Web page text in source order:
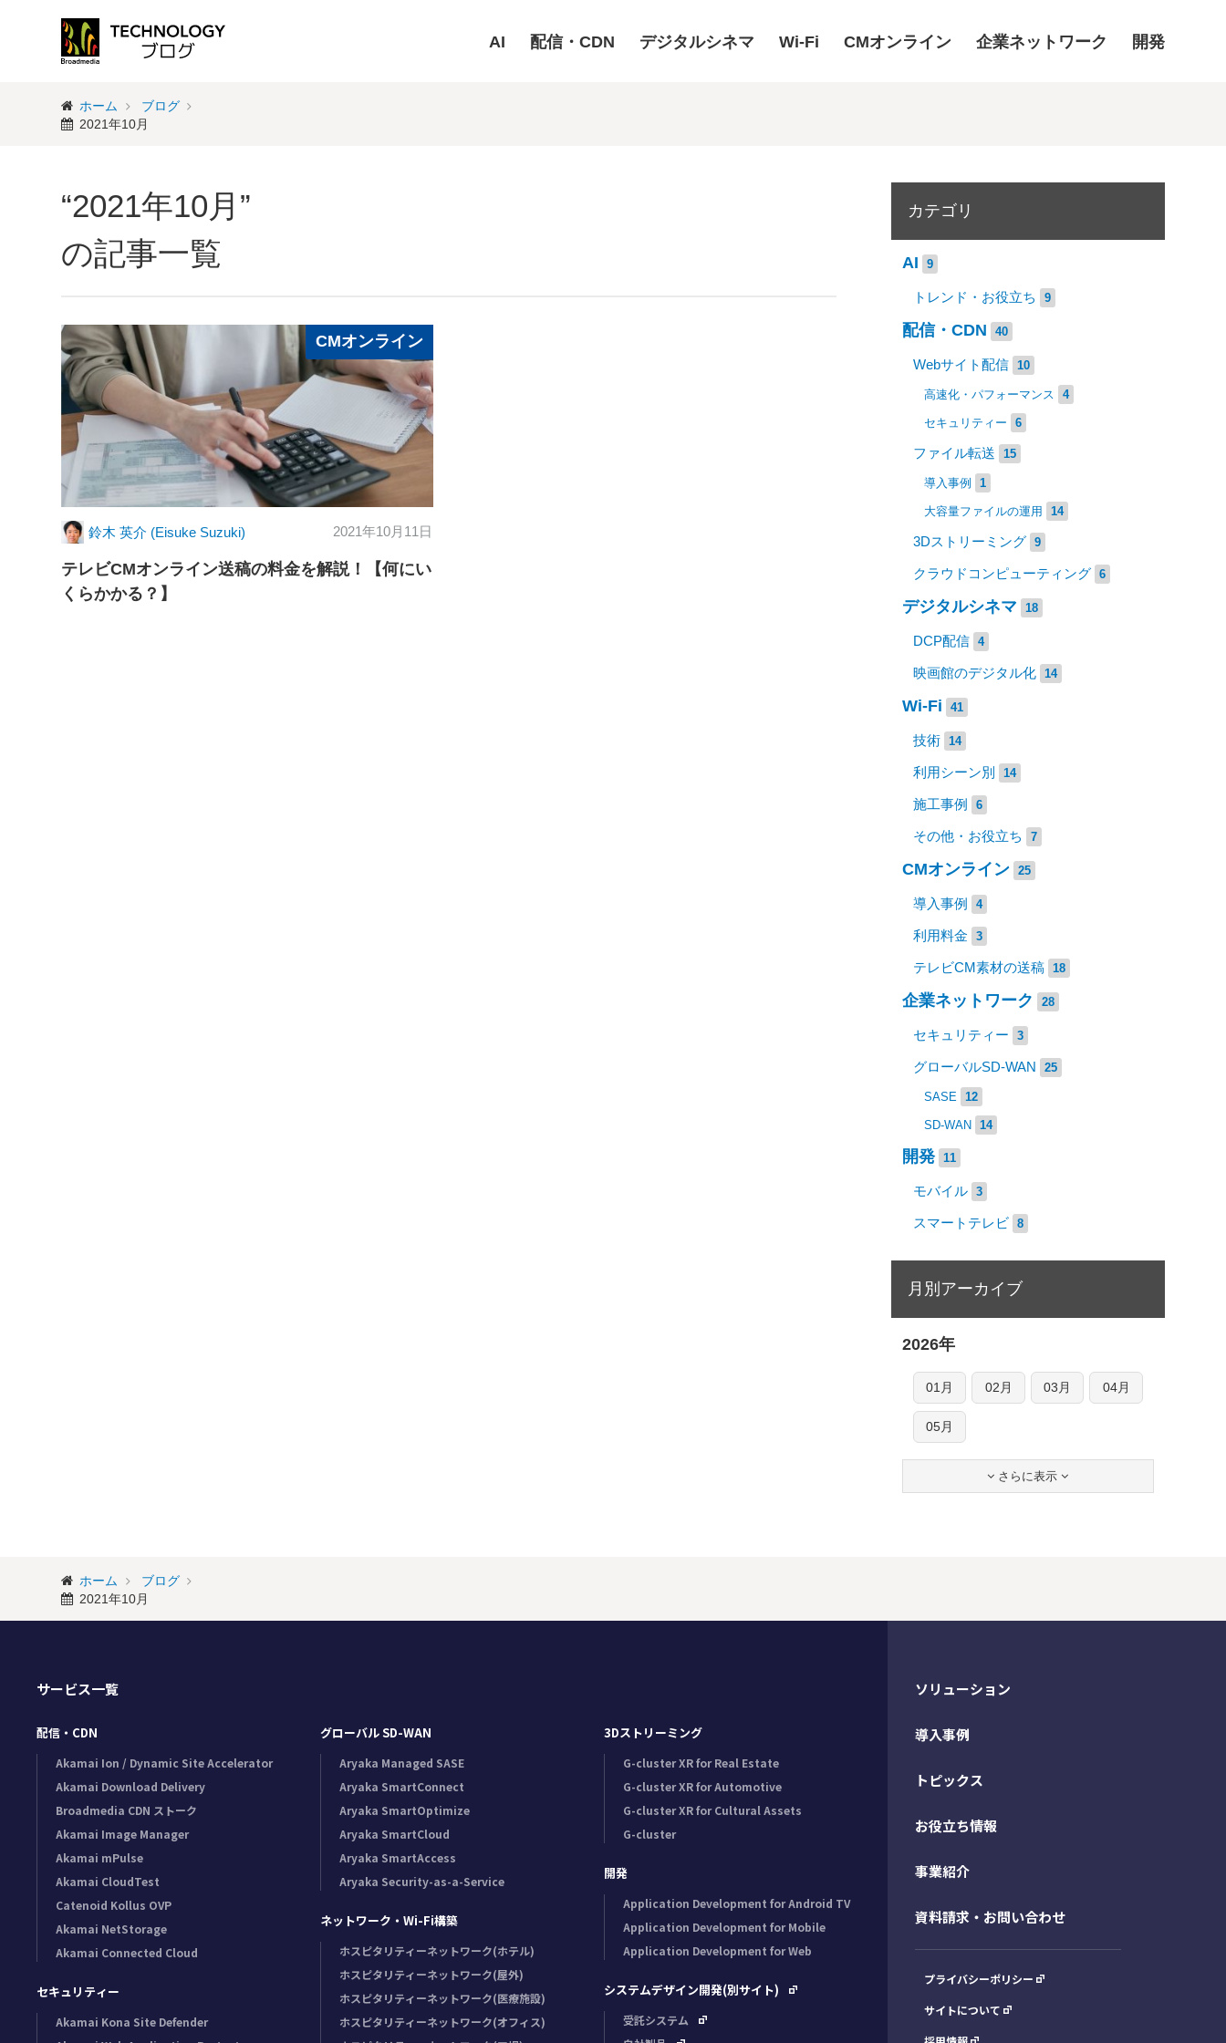
AI 配信・CDN デジタルシネマ Wi-Fi CMオンライン 企業ネットワーク 開発
ホーム
ブログ
2021年10月
“2021年10月”
の記事一覧
CMオンライン
鈴木 英介 (Eisuke Suzuki) 2021年10月11日
テレビCMオンライン送稿の料金を解説！【何にい
くらかかる？】
カテゴリ
AI 9
トレンド・お役立ち 9
配信・CDN 40
Webサイト配信 10
高速化・パフォーマンス 4
セキュリティー 6
ファイル転送 15
導入事例 1
大容量ファイルの運用 14
3Dストリーミング 9
クラウドコンピューティング 6
デジタルシネマ 18
DCP配信 4
映画館のデジタル化 14
Wi-Fi 41
技術 14
利用シーン別 14
施工事例 6
その他・お役立ち 7
CMオンライン 25
導入事例 4
利用料金 3
テレビCM素材の送稿 18
企業ネットワーク 28
セキュリティー 3
グローバルSD-WAN 25
SASE 12
SD-WAN 14
開発 11
モバイル 3
スマートテレビ 8
月別アーカイブ
2026年
01月 02月 03月 04月
05月
 さらに表示 
ホーム
ブログ
2021年10月
サービス一覧
配信・CDN
Akamai Ion / Dynamic Site Accelerator
Akamai Download Delivery
Broadmedia CDN ストーク
Akamai Image Manager
Akamai mPulse
Akamai CloudTest
Catenoid Kollus OVP
Akamai NetStorage
Akamai Connected Cloud
セキュリティー
Akamai Kona Site Defender
グローバル SD-WAN
Aryaka Managed SASE
Aryaka SmartConnect
Aryaka SmartOptimize
Aryaka SmartCloud
Aryaka SmartAccess
Aryaka Security-as-a-Service
ネットワーク・Wi-Fi構築
ホスピタリティーネットワーク(ホテル)
ホスピタリティーネットワーク(屋外)
ホスピタリティーネットワーク(医療施設)
ホスピタリティーネットワーク(オフィス)
3Dストリーミング
G-cluster XR for Real Estate
G-cluster XR for Automotive
G-cluster XR for Cultural Assets
G-cluster
開発
Application Development for Android TV
Application Development for Mobile
Application Development for Web
システムデザイン開発(別サイト)
受託システム
ソリューション
導入事例
トピックス
お役立ち情報
事業紹介
資料請求・お問い合わせ
プライバシーポリシー
サイトについて